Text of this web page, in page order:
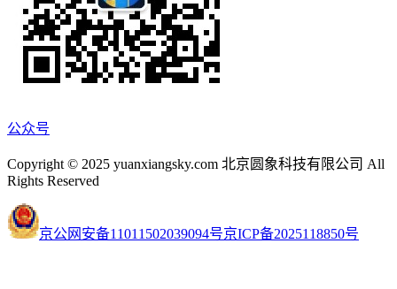
公众号
Copyright © 2025 yuanxiangsky.com 北京圆象科技有限公司 All
Rights Reserved
京公网安备11011502039094号京ICP备2025118850号